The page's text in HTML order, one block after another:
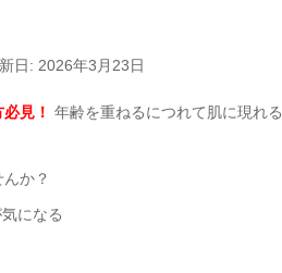
日: 2026年3月23日
見！ 年齢を重ねるにつれて肌に現れる
か？
になる